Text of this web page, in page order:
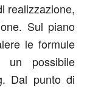
realizzazione,
Sul piano
le formule
possibile
Dal punto di